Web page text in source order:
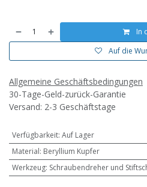
In
Auf die
Allgemeine Geschäftsbedingungen
30-Tage-Geld-zurück-Garantie
Versand: 2-3 Geschäftstage
Verfügbarkeit: Auf Lager
Material: Beryllium Kupfer
Werkzeug: Schraubendreher und